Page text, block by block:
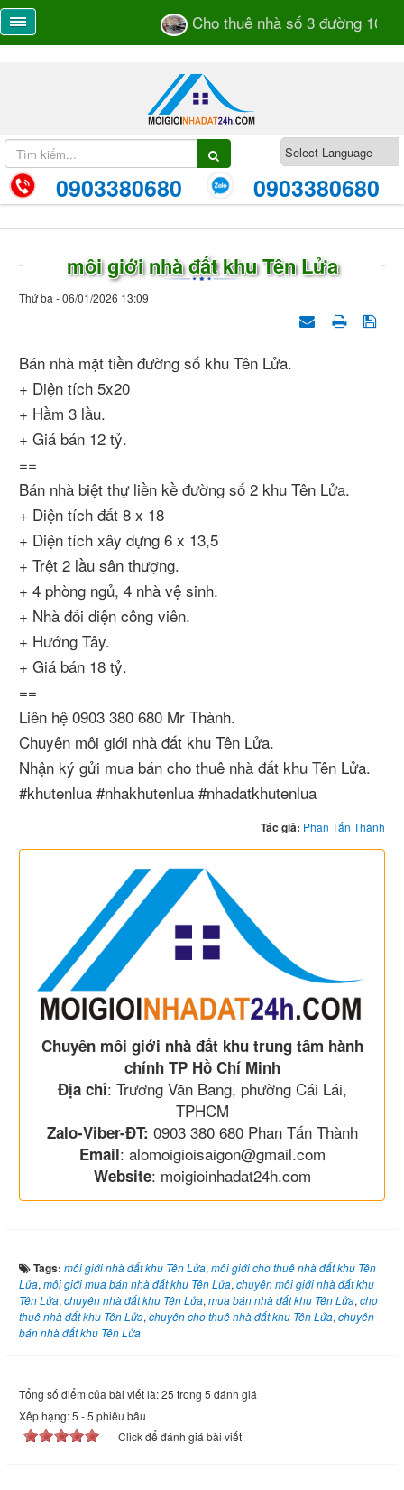
Cho thuê nhà số 3 đường 105
0903380680 0903380680
môi giới nhà đất khu Tên Lửa
Thứ ba - 06/01/2026 13:09
Bán nhà mặt tiền đường số khu Tên Lửa.
+ Diện tích 5x20
+ Hầm 3 lầu.
+ Giá bán 12 tỷ.
==
Bán nhà biệt thự liền kề đường số 2 khu Tên Lửa.
+ Diện tích đất 8 x 18
+ Diện tích xây dựng 6 x 13,5
+ Trệt 2 lầu sân thượng.
+ 4 phòng ngủ, 4 nhà vệ sinh.
+ Nhà đối diện công viên.
+ Hướng Tây.
+ Giá bán 18 tỷ.
==
Liên hệ 0903 380 680 Mr Thành.
Chuyên môi giới nhà đất khu Tên Lửa.
Nhận ký gửi mua bán cho thuê nhà đất khu Tên Lửa.
#khutenlua #nhakhutenlua #nhadatkhutenlua
Tác giả: Phan Tấn Thành
Chuyên môi giới nhà đất khu trung tâm hành
chính TP Hồ Chí Minh
Địa chỉ: Trương Văn Bang, phường Cái Lái,
TPHCM
Zalo-Viber-ĐT: 0903 380 680 Phan Tấn Thành
Email: alomoigioisaigon@gmail.com
Website: moigioinhadat24h.com
Tags: môi giới nhà đất khu Tên Lửa, môi giới cho thuê nhà đất khu Tên
Lửa, môi giới mua bán nhà đất khu Tên Lửa, chuyên môi giới nhà đất khu
Tên Lửa, chuyên nhà đất khu Tên Lửa, mua bán nhà đất khu Tên Lửa, cho
thuê nhà đất khu Tên Lửa, chuyên cho thuê nhà đất khu Tên Lửa, chuyên
bán nhà đất khu Tên Lửa
Tổng số điểm của bài viết là: 25 trong 5 đánh giá
Xếp hạng:5 -5 phiếu bầu
Click để đánh giá bài viết